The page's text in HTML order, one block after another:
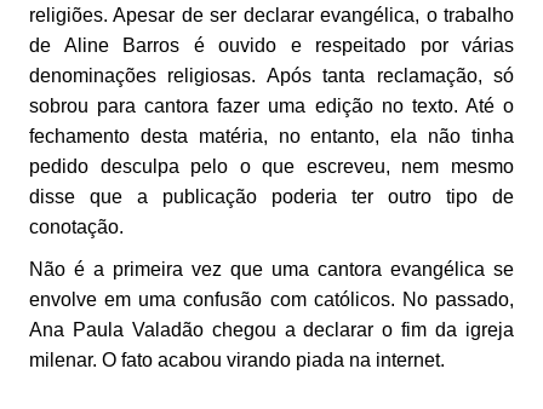
religiões. Apesar de ser declarar evangélica, o trabalho
de Aline Barros é ouvido e respeitado por várias
denominações religiosas. Após tanta reclamação, só
sobrou para cantora fazer uma edição no texto. Até o
fechamento desta matéria, no entanto, ela não tinha
pedido desculpa pelo o que escreveu, nem mesmo
disse que a publicação poderia ter outro tipo de
conotação.
Não é a primeira vez que uma cantora evangélica se
envolve em uma confusão com católicos. No passado,
Ana Paula Valadão chegou a declarar o fim da igreja
milenar. O fato acabou virando piada na internet.